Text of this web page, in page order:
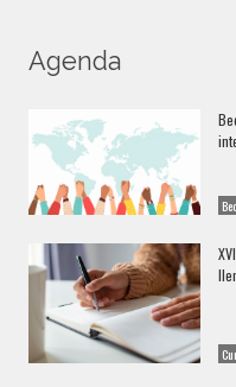
Agenda